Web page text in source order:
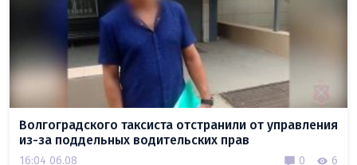
Волгоградского таксиста отстранили от управления
из-за поддельных водительских прав
16:04 06.08 0 6